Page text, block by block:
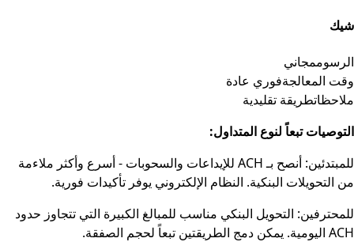
شيك
الرسوممجاني
وقت المعالجةفوري عادة
ملاحظاتطريقة تقليدية
التوصيات تبعاً لنوع المتداول:
للمبتدئين: أنصح بـ ACH للإيداعات والسحوبات - أسرع وأكثر ملاءمة
من التحويلات البنكية. النظام الإلكتروني يوفر تأكيدات فورية.
للمحترفين: التحويل البنكي مناسب للمبالغ الكبيرة التي تتجاوز حدود
ACH اليومية. يمكن دمج الطريقتين تبعاً لحجم الصفقة.